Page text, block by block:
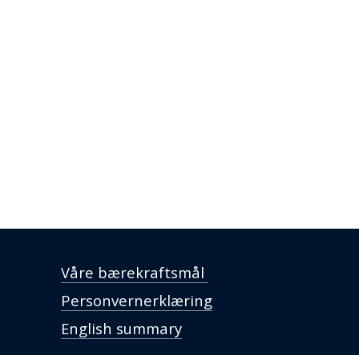
Våre bærekraftsmål
Personvernerklæring
English summary